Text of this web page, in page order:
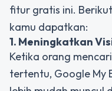
fitur gratis ini.
kamu dapatkan:
1. Meningkatkan
Ketika orang
tertentu, Google My